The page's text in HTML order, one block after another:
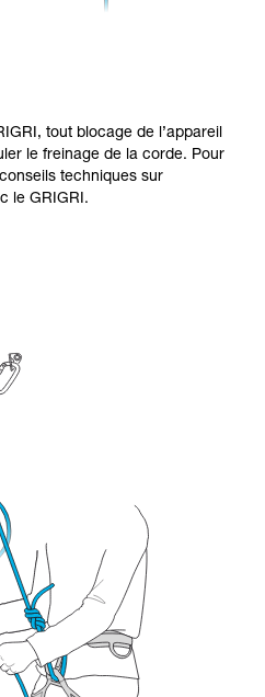
tout blocage de l’appareil
le freinage de la corde. Pour
techniques sur
le GRIGRI.